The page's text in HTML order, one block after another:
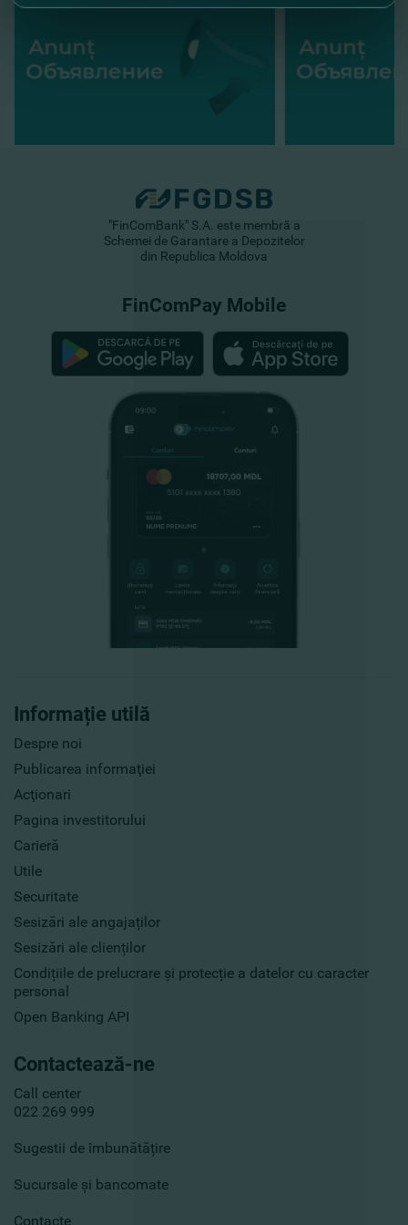
Informație utilă
Despre noi
Publicarea informaţiei
Acţionari
Pagina investitorului
Carieră
Utile
Securitate
Sesizări ale angajaților
Sesizări ale clienților
Condițiile de prelucrare și protecție a datelor cu caracter
personal
Open Banking API
Contactează-ne
Call center
022 269 999
Sugestii de îmbunătățire
Sucursale și bancomate
Contacte
"FinComBank" S.A. este membră a
Schemei de Garantare a Depozitelor
din Republica Moldova
FinComPay Mobile